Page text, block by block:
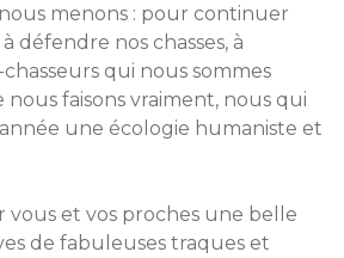
menons : pour continuer
défendre nos chasses, à
qui nous sommes
faisons vraiment, nous qui
une écologie humaniste et
vous et vos proches une belle
de fabuleuses traques et